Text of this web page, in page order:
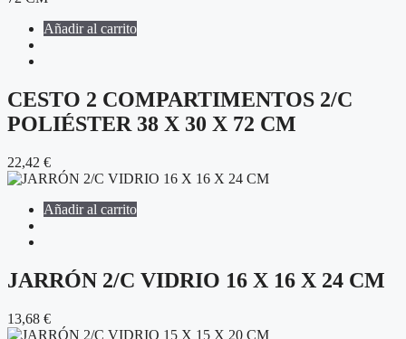
Añadir al carrito
CESTO 2 COMPARTIMENTOS 2/C
POLIÉSTER 38 X 30 X 72 CM
22,42 €
Añadir al carrito
JARRÓN 2/C VIDRIO 16 X 16 X 24 CM
13,68 €